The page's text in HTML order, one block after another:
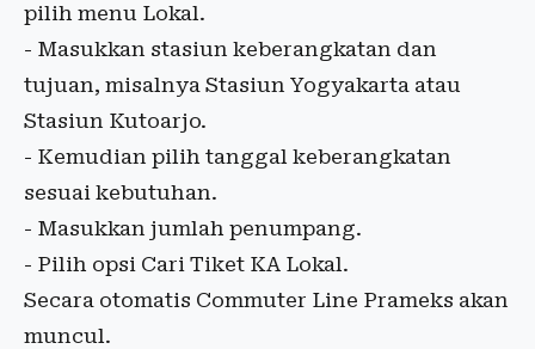
pilih menu Lokal.
- Masukkan stasiun keberangkatan dan
tujuan, misalnya Stasiun Yogyakarta atau
Stasiun Kutoarjo.
- Kemudian pilih tanggal keberangkatan
sesuai kebutuhan.
- Masukkan jumlah penumpang.
- Pilih opsi Cari Tiket KA Lokal.
Secara otomatis Commuter Line Prameks akan
muncul.